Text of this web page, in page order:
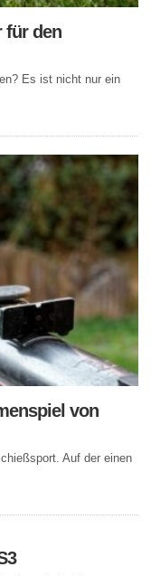
für den
Es ist nicht nur ein
von
Auf der einen